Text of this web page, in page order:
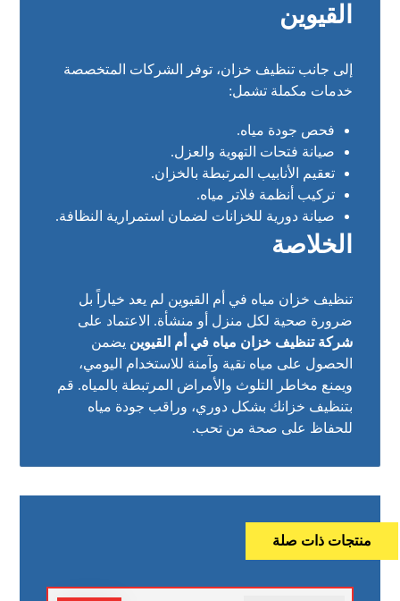
القيوين
إلى جانب تنظيف خزان، توفر الشركات المتخصصة
خدمات مكملة تشمل:
فحص جودة مياه.
صيانة فتحات التهوية والعزل.
تعقيم الأنابيب المرتبطة بالخزان.
تركيب أنظمة فلاتر مياه.
صيانة دورية للخزانات لضمان استمرارية النظافة.
الخلاصة
تنظيف خزان مياه في أم القيوين لم يعد خياراً بل
ضرورة صحية لكل منزل أو منشأة. الاعتماد على
شركة تنظيف خزان مياه في أم القيوين يضمن
الحصول على مياه نقية وآمنة للاستخدام اليومي،
ويمنع مخاطر التلوث والأمراض المرتبطة بالمياه. قم
بتنظيف خزانك بشكل دوري، وراقب جودة مياه
للحفاظ على صحة من تحب.
منتجات ذات صلة